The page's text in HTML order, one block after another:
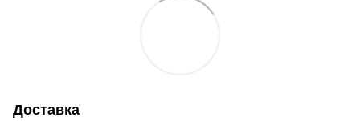
Доставка